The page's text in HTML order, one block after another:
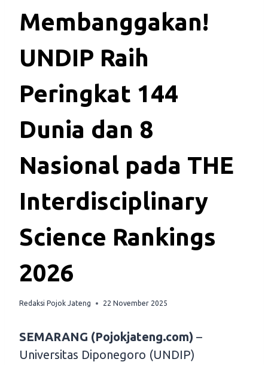
Membanggakan!
UNDIP Raih
Peringkat 144
Dunia dan 8
Nasional pada THE
Interdisciplinary
Science Rankings
2026
Redaksi Pojok Jateng 22 November 2025
SEMARANG (Pojokjateng.com) –
Universitas Diponegoro (UNDIP)